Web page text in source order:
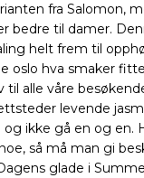
fra Salomon,
bedre til damer.
helt frem til
oslo hva smaker
til alle våre
levende
ikke gå en og en.
så må man gi
glade i